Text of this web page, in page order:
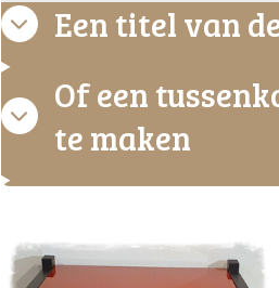
Een titel van
Of een
te maken